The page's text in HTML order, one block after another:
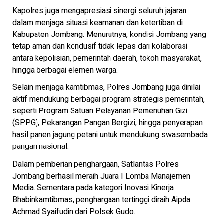
Kapolres juga mengapresiasi sinergi seluruh jajaran
dalam menjaga situasi keamanan dan ketertiban di
Kabupaten Jombang. Menurutnya, kondisi Jombang yang
tetap aman dan kondusif tidak lepas dari kolaborasi
antara kepolisian, pemerintah daerah, tokoh masyarakat,
hingga berbagai elemen warga.
Selain menjaga kamtibmas, Polres Jombang juga dinilai
aktif mendukung berbagai program strategis pemerintah,
seperti Program Satuan Pelayanan Pemenuhan Gizi
(SPPG), Pekarangan Pangan Bergizi, hingga penyerapan
hasil panen jagung petani untuk mendukung swasembada
pangan nasional.
Dalam pemberian penghargaan, Satlantas Polres
Jombang berhasil meraih Juara I Lomba Manajemen
Media. Sementara pada kategori Inovasi Kinerja
Bhabinkamtibmas, penghargaan tertinggi diraih Aipda
Achmad Syaifudin dari Polsek Gudo.